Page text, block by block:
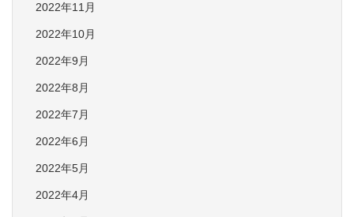
2022年11月
2022年10月
2022年9月
2022年8月
2022年7月
2022年6月
2022年5月
2022年4月